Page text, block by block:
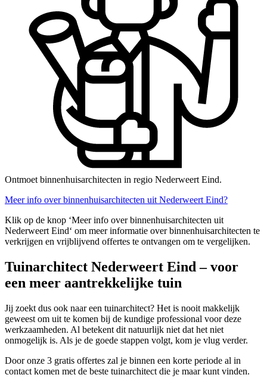
Ontmoet binnenhuisarchitecten in regio Nederweert Eind.
Meer info over binnenhuisarchitecten uit Nederweert Eind?
Klik op de knop ‘Meer info over binnenhuisarchitecten uit
Nederweert Eind‘ om meer informatie over binnenhuisarchitecten te
verkrijgen en vrijblijvend offertes te ontvangen om te vergelijken.
Tuinarchitect Nederweert Eind – voor
een meer aantrekkelijke tuin
Jij zoekt dus ook naar een tuinarchitect? Het is nooit makkelijk
geweest om uit te komen bij de kundige professional voor deze
werkzaamheden. Al betekent dit natuurlijk niet dat het niet
onmogelijk is. Als je de goede stappen volgt, kom je vlug verder.
Door onze 3 gratis offertes zal je binnen een korte periode al in
contact komen met de beste tuinarchitect die je maar kunt vinden.